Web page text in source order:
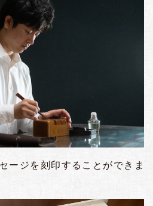
ージを刻印することができま